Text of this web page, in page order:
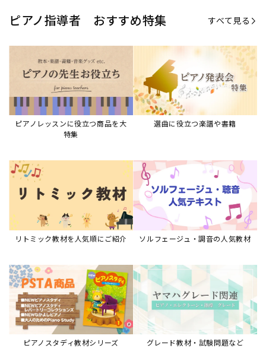
ピアノ指導者 おすすめ特集 すべて見る
ピアノレッスンに役立つ商品を大
特集
選曲に役立つ楽譜や書籍
リトミック教材を人気順にご紹介 ソルフェージュ・調音の人気教材
ピアノスタディ教材シリーズ グレード教材・試験問題など